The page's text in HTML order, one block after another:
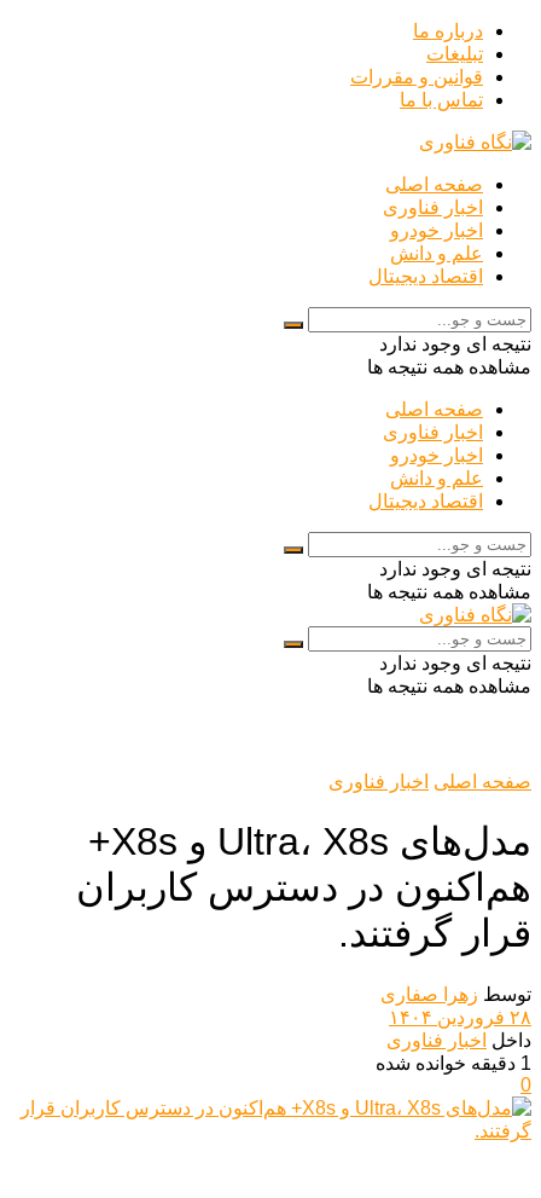
درباره ما
تبلیغات
قوانین و مقررات
تماس با ما
صفحه اصلی
اخبار فناوری
اخبار خودرو
علم و دانش
اقتصاد دیجیتال
نتیجه ای وجود ندارد
مشاهده همه نتیجه ها
صفحه اصلی
اخبار فناوری
اخبار خودرو
علم و دانش
اقتصاد دیجیتال
نتیجه ای وجود ندارد
مشاهده همه نتیجه ها
نتیجه ای وجود ندارد
مشاهده همه نتیجه ها
صفحه اصلی اخبار فناوری
مدل‌های Ultra، X8s و X8s+
هم‌اکنون در دسترس کاربران
قرار گرفتند.
توسط زهرا صفاری
۲۸ فروردین ۱۴۰۴
داخل اخبار فناوری
1 دقیقه خوانده شده
0